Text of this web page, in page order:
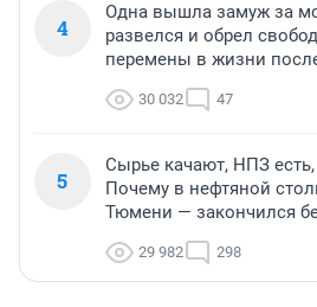
4
Одна вышла замуж за
развелся и обрел
перемены в жизни
30 032 47
5
Сырье качают, НПЗ
Почему в нефтяной
Тюмени — закончился
29 982 298